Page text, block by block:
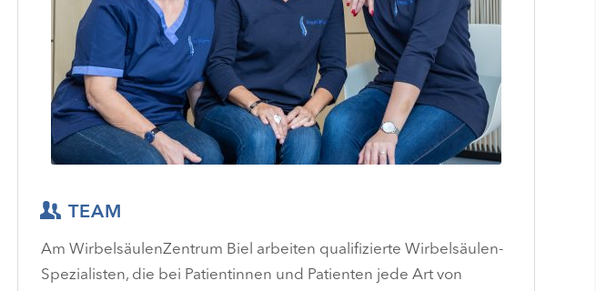
TEAM
Am WirbelsäulenZentrum Biel arbeiten qualifizierte Wirbelsäulen-
Spezialisten, die bei Patientinnen und Patienten jede Art von